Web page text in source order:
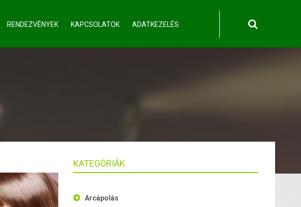
RENDEZVÉNYEK KAPCSOLATOK ADATKEZELÉS
KATEGÓRIÁK
Arcápolás